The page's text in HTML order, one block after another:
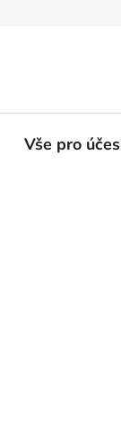
Vše pro účes